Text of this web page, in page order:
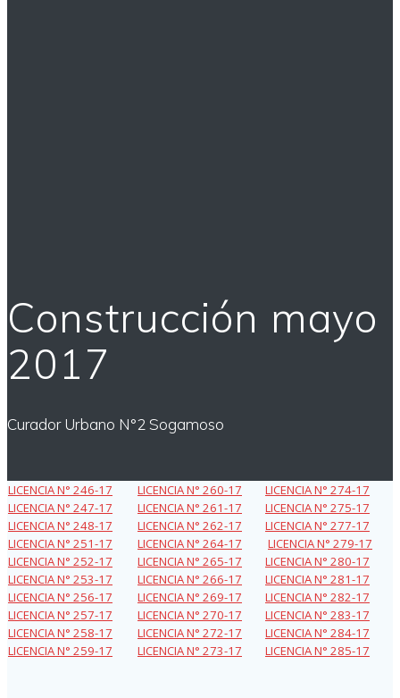
Construcción mayo
2017
Curador Urbano N°2 Sogamoso
LICENCIA N° 246-17 LICENCIA N° 260-17
LICENCIA N° 274-17
LICENCIA N° 247-17
LICENCIA N° 261-17
LICENCIA N° 275-17
LICENCIA N° 248-17
LICENCIA N° 262-17
LICENCIA N° 277-17
LICENCIA N° 251-17
LICENCIA N° 264-17
LICENCIA N° 279-17
LICENCIA N° 252-17
LICENCIA N° 265-17
LICENCIA N° 280-17
LICENCIA N° 253-17
LICENCIA N° 266-17
LICENCIA N° 281-17
LICENCIA N° 256-17
LICENCIA N° 269-17
LICENCIA N° 282-17
LICENCIA N° 257-17
LICENCIA N° 270-17
LICENCIA N° 283-17
LICENCIA N° 258-17
LICENCIA N° 272-17
LICENCIA N° 284-17
LICENCIA N° 259-17
LICENCIA N° 273-17 LICENCIA N° 285-17